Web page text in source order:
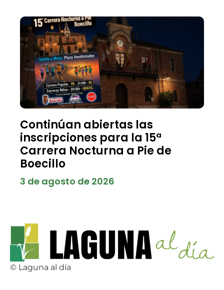
Continúan abiertas las
inscripciones para la 15ª
Carrera Nocturna a Pie de
Boecillo
3 de agosto de 2026
© Laguna al día